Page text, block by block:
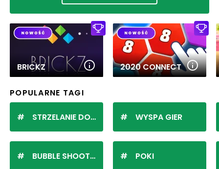
BRICKZ 2020 CONNECT
POPULARNE TAGI
STRZELANIE DO KULEK
BUBBLE SHOOTER
WYSPA GIER
POKI